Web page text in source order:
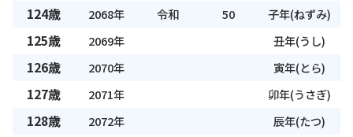
124歳 2068年 令和 50 子年(ねずみ)
125歳 2069年 丑年(うし)
126歳 2070年 寅年(とら)
127歳 2071年 卯年(うさぎ)
128歳 2072年 辰年(たつ)